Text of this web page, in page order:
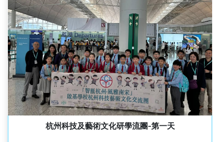
杭州科技及藝術文化研學流團-第一天